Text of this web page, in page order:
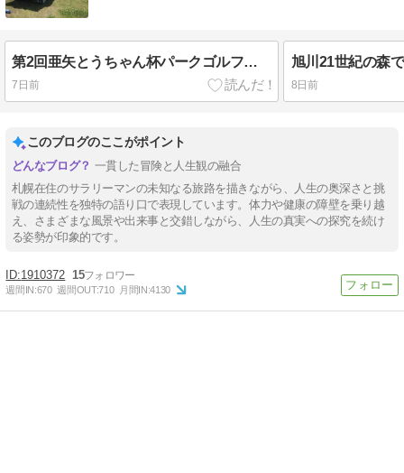
第2回亜矢とうちゃん杯パークゴルフ大会開催です
7日前 8日前
このブログのここがポイント
一貫した冒険と人生観の融合
札幌在住のサラリーマンの未知なる旅路を描きながら、人生の奥深さと挑
戦の連続性を独特の語り口で表現しています。体力や健康の障壁を乗り越
え、さまざまな風景や出来事と交錯しながら、人生の真実への探究を続け
る姿勢が印象的です。
1910372 15
週間IN:670 週間OUT:710 月間IN:4130